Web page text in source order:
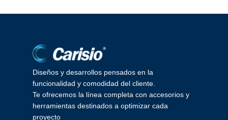
Diseños y desarrollos pensados en la
funcionalidad y comodidad del cliente.
Te ofrecemos la línea completa con accesorios y
herramientas destinados a optimizar cada
proyecto